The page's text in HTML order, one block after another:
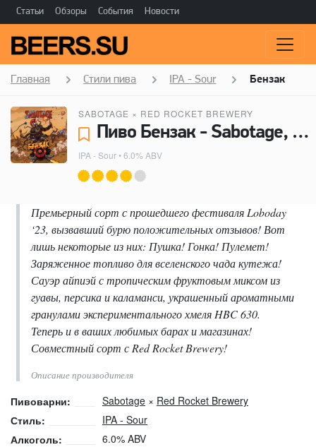
Статьи Обзоры События Новости
Главная Стили пива IPA - Sour Бензак
SABOTAGE × RED ROCKET BREWERY
Пиво Бензак - Sabotage, Red Rocket Brewery
IPA - Sour• 6.0% ABV
Премьерный сорт с прошедшего фестиваля Loboday
‘23, вызвавший бурю положительных отзывов! Вот
лишь некоторые из них: Пушка! Гонка! Пулемет!
Заряженное топливо для вселенского чада кутежа!
Сауэр айпиэй с тропическим фруктовым миксом из
гуавы, персика и каламанси, украшенный ароматными
гранулами экспериментального хмеля HBC 630.
Теперь и в ваших любимых барах и магазинах!
Совместный сорт с Red Rocket Brewery!
Описание производителя
Пивоварни: Sabotage × Red Rocket Brewery
Стиль:
IPA - Sour
Алкоголь:
6.0% ABV